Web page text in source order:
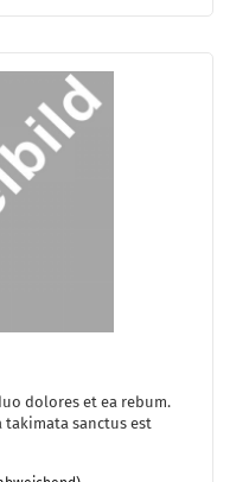
do­lo­res et ea rebum.
ta­ki­ma­ta sanc­tus est